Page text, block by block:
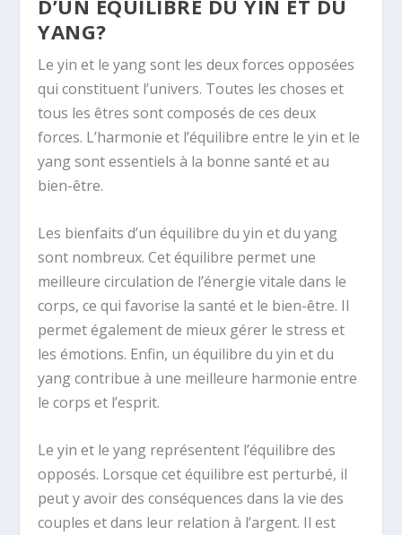
D’UN ÉQUILIBRE DU YIN ET DU
YANG?
Le yin et le yang sont les deux forces opposées
qui constituent l’univers. Toutes les choses et
tous les êtres sont composés de ces deux
forces. L’harmonie et l’équilibre entre le yin et le
yang sont essentiels à la bonne santé et au
bien-être.
Les bienfaits d’un équilibre du yin et du yang
sont nombreux. Cet équilibre permet une
meilleure circulation de l’énergie vitale dans le
corps, ce qui favorise la santé et le bien-être. Il
permet également de mieux gérer le stress et
les émotions. Enfin, un équilibre du yin et du
yang contribue à une meilleure harmonie entre
le corps et l’esprit.
Le yin et le yang représentent l’équilibre des
opposés. Lorsque cet équilibre est perturbé, il
peut y avoir des conséquences dans la vie des
couples et dans leur relation à l’argent. Il est